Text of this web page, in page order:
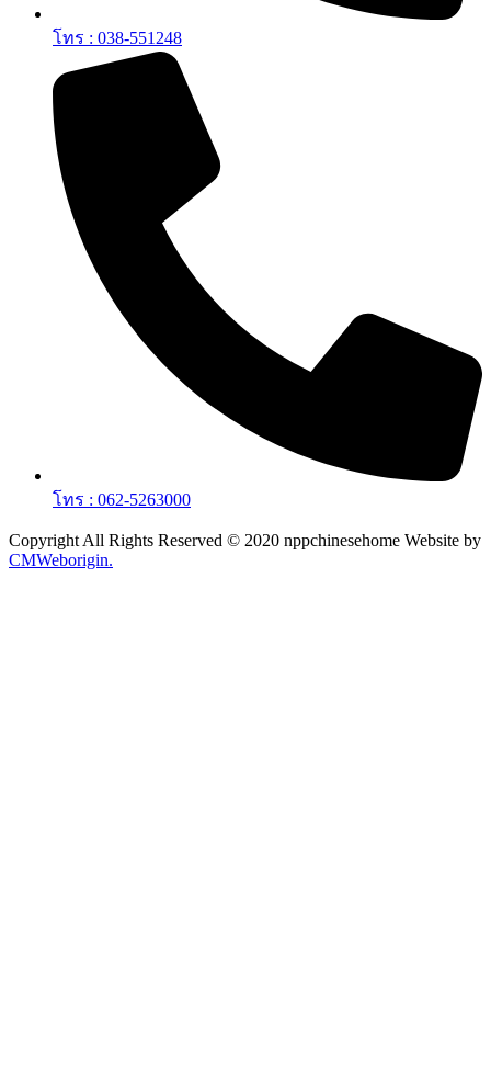
โทร : 038-551248
โทร : 062-5263000
Copyright All Rights Reserved © 2020 nppchinesehome Website by
CMWeborigin.